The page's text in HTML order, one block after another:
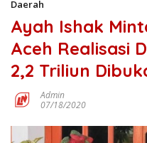
Daerah
Ayah Ishak
Aceh Realisasi
2,2 Triliun
Admin
07/18/2020